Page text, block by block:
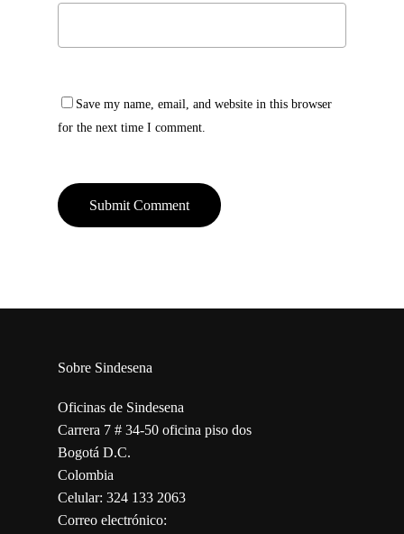
Save my name, email, and website in this browser
for the next time I comment.
Sobre Sindesena
Oficinas de Sindesena
Carrera 7 # 34-50 oficina piso dos
Bogotá D.C.
Colombia
Celular: 324 133 2063
Correo electrónico: